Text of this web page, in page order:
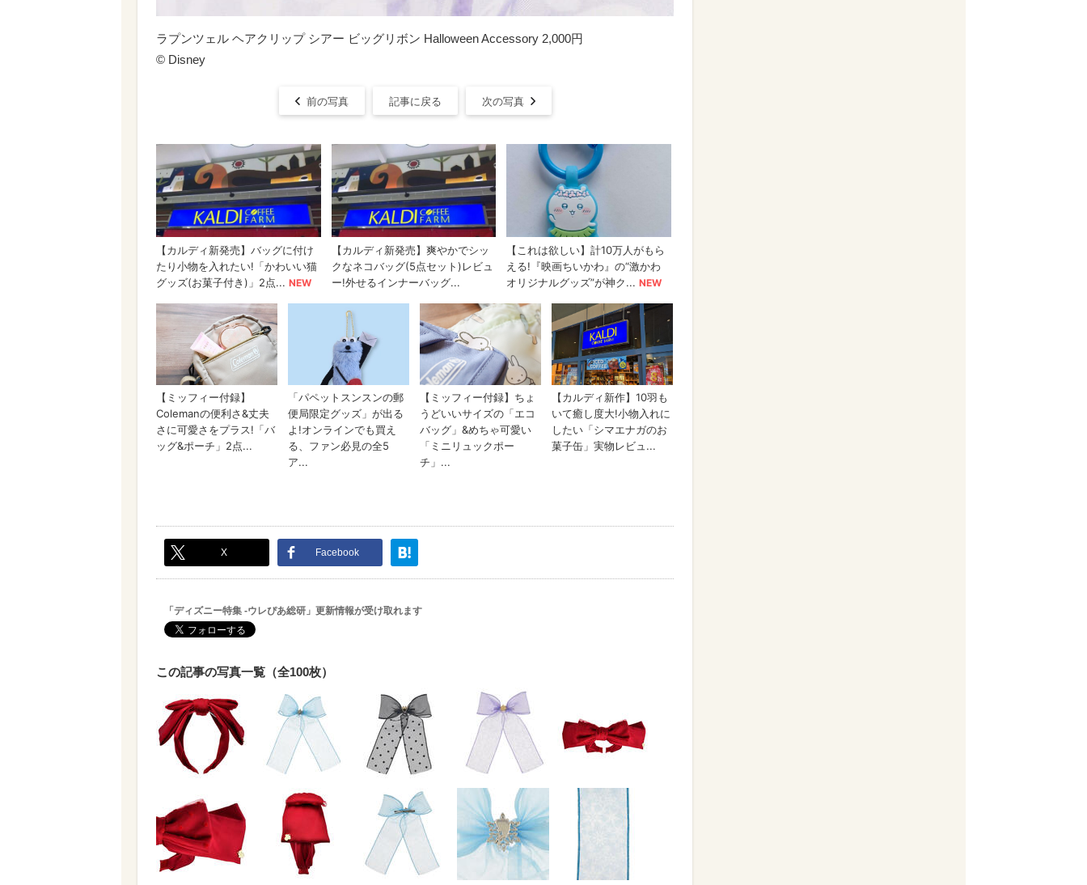
ラプンツェル ヘアクリップ シアー ビッグリボン Halloween Accessory 2,000円
© Disney
前の写真 記事に戻る 次の写真
X Facebook
「ディズニー特集 -ウレぴあ総研」更新情報が受け取れます
この記事の写真一覧（全100枚）